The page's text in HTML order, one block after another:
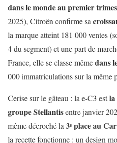
dans le monde au premier
2025), Citroën confirme sa
la marque atteint 181 000 ventes
4 du segment) et une part de
France, elle se classe mêmedans
000 immatriculations sur la même
Cerise sur le gâteau : la e-C3 estla
groupe Stellantisentre janvier
même décroché la 3ᵉ place au
la recette fonctionne : un design